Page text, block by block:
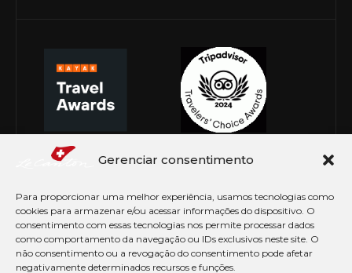
Gerenciar consentimento
Para proporcionar uma melhor experiência, usamos tecnologias como
cookies para armazenar e/ou acessar informações do dispositivo. O
consentimento com essas tecnologias nos permite processar dados
como comportamento da navegação ou IDs exclusivos neste site. O
não consentimento ou a revogação do consentimento pode afetar
negativamente determinados recursos e funções.
© Copyright 2026 Le Canton. Todos os direitos